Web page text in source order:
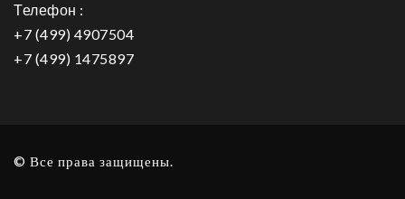
Телефон :
+7 (499) 4907504
+7 (499) 1475897
© Все права защищены.